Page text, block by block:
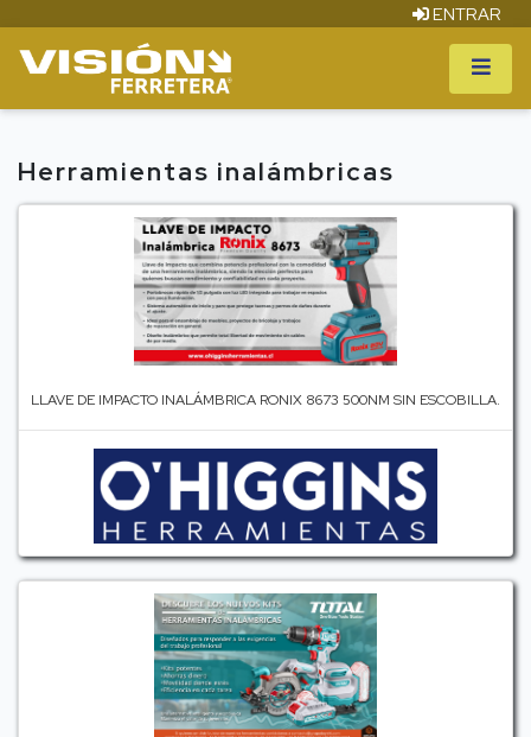
ENTRAR
Herramientas inalámbricas
LLAVE DE IMPACTO INALÁMBRICA RONIX 8673 500NM SIN ESCOBILLA.